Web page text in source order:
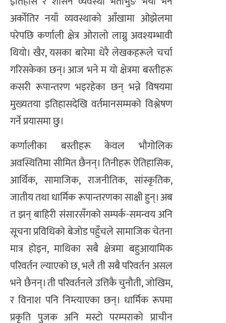
अर्कोतिर नयाँ व्यवस्थाको आँखामा ओझेलमा
परेपछि कर्णाली क्षेत्र ओरालो लाग्नु अवश्यम्भावी
थियो। खैर, यसका बारेमा धेरै लेखकहरूले चर्चा
गरिसकेका छन्। आज भने म यो क्षेत्रमा बस्तीहरू
कसरी रूपान्तरण भइरहेका छन् भन्ने विषयमा
मुख्यतया इतिहासदेखि वर्तमानसम्मको विश्लेषण
गर्ने प्रयासमा छु।
कर्णालीका बस्तीहरू केवल भौगोलिक
अवस्थितिमा सीमित छैनन्। तिनीहरू ऐतिहासिक,
आर्थिक, सामाजिक, राजनीतिक, सांस्कृतिक,
जातीय तथा धार्मिक रूपान्तरणका साक्षी हुन्। अब
त झन् बाहिरी संसारसँगको सम्पर्क-समन्वय अनि
सूचना प्रविधिको बेजोड पहुँचले सामाजिक चेतना
मात्र होइन, माथिका सबै क्षेत्रमा बहुआयामिक
परिवर्तन ल्याएको छ, भलै ती सबै परिवर्तन असल
भने छैनन्। ती परिवर्तनले उत्तिकै चुनौती, जोखिम,
र विनाश पनि निम्त्याएका छन्। धार्मिक रूपमा
प्रकृति पुजक अनि मस्टो परम्पराको प्राचीन